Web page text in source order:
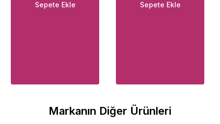
Sepete Ekle Sepete Ekle
Markanın Diğer Ürünleri